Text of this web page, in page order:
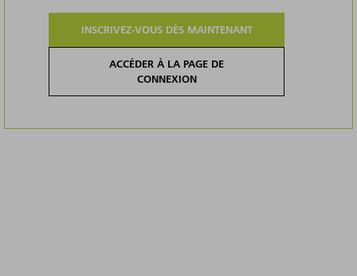
INSCRIVEZ-VOUS DÈS MAINTENANT
ACCÉDER À LA PAGE DE
CONNEXION